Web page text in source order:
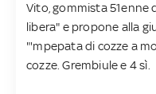
Vito, gommista 51enne
libera" e propone alla
"'mpepata di cozze a
cozze. Grembiule e 4 sì.